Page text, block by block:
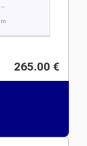
265.00 €